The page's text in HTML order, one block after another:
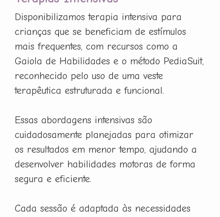
Disponibilizamos terapia intensiva para
crianças que se beneficiam de estímulos
mais frequentes, com recursos como a
Gaiola de Habilidades e o método PediaSuit,
reconhecido pelo uso de uma veste
terapêutica estruturada e funcional.
Essas abordagens intensivas são
cuidadosamente planejadas para otimizar
os resultados em menor tempo, ajudando a
desenvolver habilidades motoras de forma
segura e eficiente.
Cada sessão é adaptada às necessidades